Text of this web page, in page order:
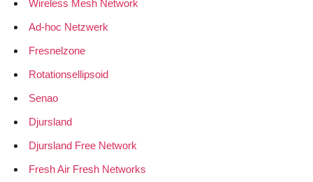
Wireless Mesh Network
Ad-hoc Netzwerk
Fresnelzone
Rotationsellipsoid
Senao
Djursland
Djursland Free Network
Fresh Air Fresh Networks